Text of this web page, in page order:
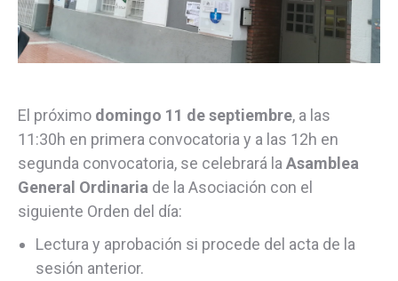
El próximo domingo 11 de septiembre, a las
11:30h en primera convocatoria y a las 12h en
segunda convocatoria, se celebrará la Asamblea
General Ordinaria de la Asociación con el
siguiente Orden del día:
Lectura y aprobación si procede del acta de la
sesión anterior.